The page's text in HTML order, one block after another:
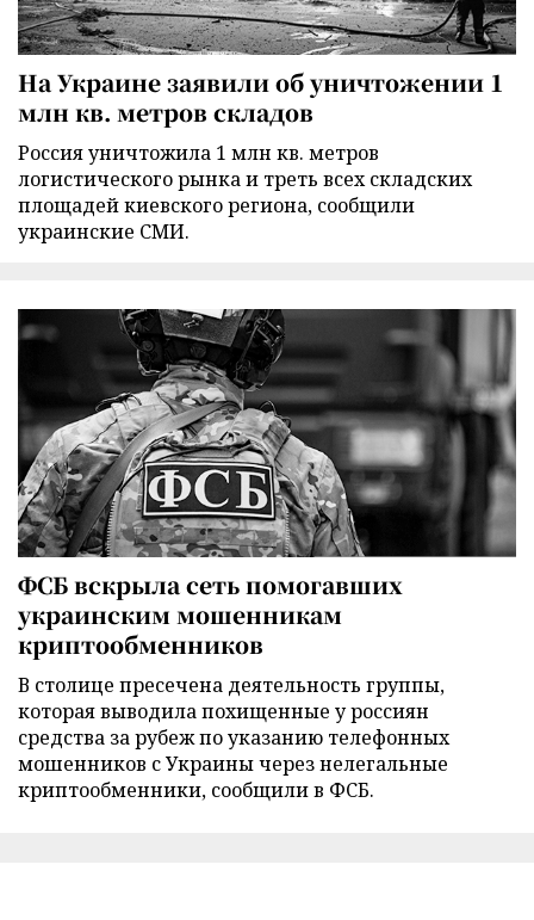
На Украине заявили об уничтожении 1
млн кв. метров складов
Россия уничтожила 1 млн кв. метров
логистического рынка и треть всех складских
площадей киевского региона, сообщили
украинские СМИ.
ФСБ вскрыла сеть помогавших
украинским мошенникам
криптообменников
В столице пресечена деятельность группы,
которая выводила похищенные у россиян
средства за рубеж по указанию телефонных
мошенников с Украины через нелегальные
криптообменники, сообщили в ФСБ.